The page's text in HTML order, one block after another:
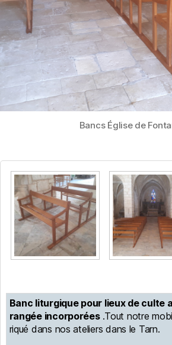
Bancs Église de
Banc liturgique pour lieux de culte
rangée incorporées.Tout notre
riqué dans nos ateliers dans le Tarn.